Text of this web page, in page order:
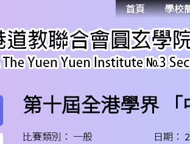
首頁 學校
第十屆全港學界
比賽類別： 一般 日期：